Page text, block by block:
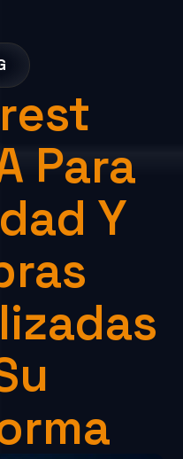
Para
Y